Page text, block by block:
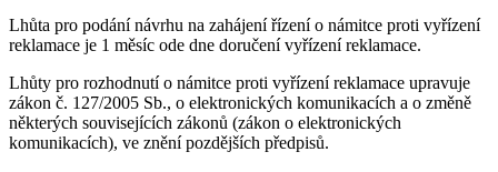
Lhůta pro podání návrhu na zahájení řízení o námitce proti vyřízení
reklamace je 1 měsíc ode dne doručení vyřízení reklamace.
Lhůty pro rozhodnutí o námitce proti vyřízení reklamace upravuje
zákon č. 127/2005 Sb., o elektronických komunikacích a o změně
některých souvisejících zákonů (zákon o elektronických
komunikacích), ve znění pozdějších předpisů.